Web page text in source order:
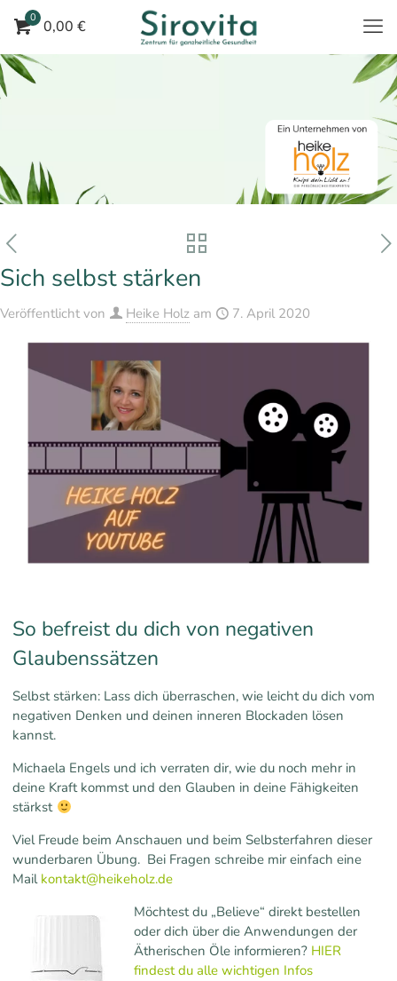
0 0,00 €
Sich selbst stärken
Veröffentlicht von Heike Holz am 7. April 2020
So befreist du dich von negativen
Glaubenssätzen
Selbst stärken: Lass dich überraschen, wie leicht du dich vom
negativen Denken und deinen inneren Blockaden lösen
kannst.
Michaela Engels und ich verraten dir, wie du noch mehr in
deine Kraft kommst und den Glauben in deine Fähigkeiten
stärkst
Viel Freude beim Anschauen und beim Selbsterfahren dieser
wunderbaren Übung. Bei Fragen schreibe mir einfach eine
Mail kontakt@heikeholz.de
Möchtest du „Believe“ direkt bestellen
oder dich über die Anwendungen der
Ätherischen Öle informieren? HIER
findest du alle wichtigen Infos